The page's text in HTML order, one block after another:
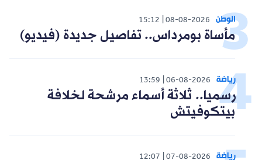
الوطن 08-08-2026
15:12
مأساة بومرداس.. تفاصيل جديدة (فيديو)
رياضة 06-08-2026
13:59
رسميا.. ثلاثة أسماء مرشحة لخلافة
بيتكوفيتش
رياضة 07-08-2026
12:07